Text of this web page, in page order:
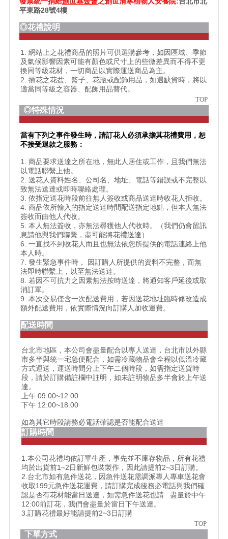
平東路28號4樓
◎花禮說明
1. 網站上之花禮商品的照片可供選購參考，如因區域、季節
及氣候影響因素可能有顏色或尺寸上的些微差異而不得不更
換同等級花材，一切商品以實際運送商品為主。
2. 插花之花盆、籃子、花瓶或配飾用品，如遇缺貨時，將以
適當同等級之容器、配飾用品替代。
TOP
◎特殊情況
當有下列之事件發生時，請訂花人必須承擔其花禮費用，恕
不接受退款之服務：
1. 商品要求送達之所在地，無此人居住或工作，且我們無法
以電話聯繫上他。
2. 送花人資料姓名、公司名、地址、電話等錯誤或不完整以
致無法送達或即時聯絡處理。
3. 依指定送花時段前往無人簽收或商品送達時收花人拒收。
4. 商品依所輸入的指定送達時間配送指定地點，但本人無法
簽收而由他人代收。
5. 本人無法簽收，亦無法尋獲他人代收時。（我們仍會留訊
息請他與我們聯繫，盡可能將花禮送達）
6. 一直找不到收花人而且也無法依您所提供的電話連絡上他
本人時。
7. 發生緊急事件時， 因訂購人所提供的資料不完整，而無
法即時聯繫上，以至無法送達。
8. 若因不可抗力之因素無法按時送達，將通知客戶延後或取
消訂單。
9. 本次交易僅含一次配送費用，若因送花地址臨時修改造成
額外配送費用，依實際情況向訂購人加收運費。
配送時間
台北市地區，本公司會盡量配合以專人送達，台北市以外縣
市多半與統一宅急便配合，如需冷藏物品會全程以低溫冷藏
方式運送，運送時間分上下午二個時段，如需指定送貨時
段，請於訂購備註欄中註明，如未註明物品多半會於上午送
達。
上午 09:00~12:00
下午 12:00~18:00
如為其它時段請務必電話確認是否能配合送達
訂購時間
1.本公司花禮均依訂單生產，事先並不庫存物品，所有花禮
均於出貨前1~2日新鮮包裝製作，因此請提前2~3日訂購。
2.台北市如有急件送花，因急件送花需調派專人專車送花會
收取199元急件送花運費，請訂購完成後務必電話與我們確
認是否有花材能當日送達，如需急件送花也請 盡量於中午
12:00前訂花，我們會盡量於當日下午送達。
3.訂購花禮最好能請提前2~3日訂購
TOP
下單方式